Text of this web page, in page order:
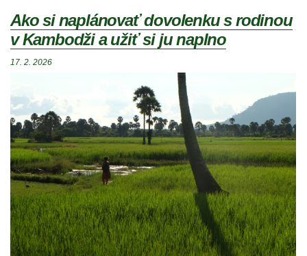
Ako si naplánovať dovolenku s rodinou
v Kambodži a užiť si ju naplno
17. 2. 2026